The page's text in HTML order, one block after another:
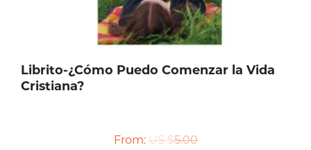
Librito-¿Cómo Puedo Comenzar la Vida
Cristiana?
From: US $5.00